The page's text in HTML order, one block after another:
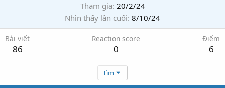
Tham gia 20/2/24
Nhìn thấy lần cuối 8/10/24
Bài viết
86
Reaction score
0
Điểm
6
Tìm